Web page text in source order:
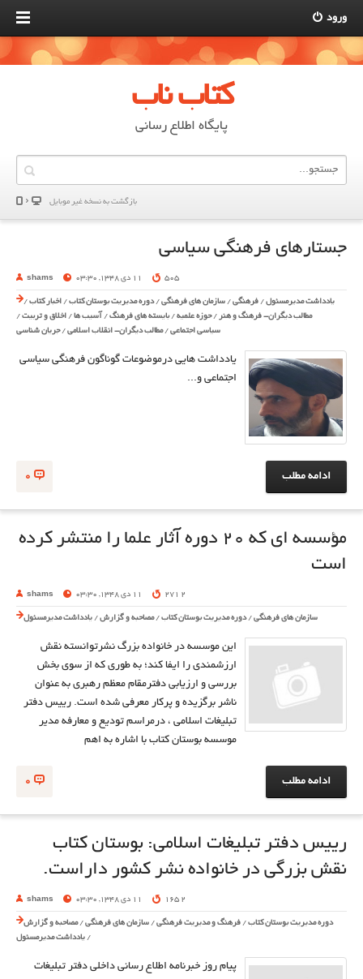
ورود
کتاب ناب
پایگاه اطلاع رسانی
بازگشت به نسخه غير موبایل
جستارهای فرهنگی سیاسی
shams 11 دی 1348, 03:30 505
یادداشت مدیرمسئول / فرهنگی / سازمان های فرهنگی /دوره مدیریت بوستان کتاب / اخبار کتاب /
مطالب دیگران- فرهنگ و هنر /حوزه علمیه /بایسته های فرهنگ / آسیب ها / اخلاق و تربیت /
سیاسی اجتماعی /مطالب دیگران- انقلاب اسلامی /جریان شناسی
یادداشت هایی درموضوعات گوناگون فرهنگی سیاسی
اجتماعی و...
0 ادامه مطلب
مؤسسه ای که 20 دوره آثار علما را منتشر کرده
است
shams 11 دی 1348, 03:30 2 271
سازمان های فرهنگی /دوره مدیریت بوستان کتاب /مصاحبه و گزارش / یادداشت مدیرمسئول
این موسسه در خانواده بزرگ نشرتوانسته نقش
ارزشمندی را ایفا کند؛ به طوری که از سوی بخش
بررسی و ارزیابی دفترمقام معظم رهبری به عنوان
ناشر برگزیده و پرکار معرفی شده است. رییس دفتر
تبلیغات اسلامی ، درمراسم تودیع و معارفه مدیر
موسسه بوستان کتاب با اشاره به اهم
0 ادامه مطلب
رییس دفتر تبلیغات اسلامی: بوستان کتاب
نقش بزرگی در خانواده نشر کشور داراست.
shams 11 دی 1348, 03:30 2 165
دوره مدیریت بوستان کتاب / فرهنگ و مدیریت فرهنگی / سازمان های فرهنگی /مصاحبه و گزارش
/ یادداشت مدیرمسئول
پیام روز خبرنامه اطلاع رسانی داخلی دفتر تبلیغات